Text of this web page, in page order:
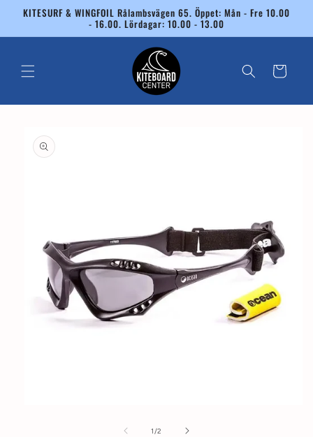
vidare
innehåll
KITESURF & WINGFOIL Rålambsvägen 65. Öppet: Mån - Fre 10.00
- 16.00. Lördagar: 10.00 - 13.00
Varukorg
vidare till
1 /av
2